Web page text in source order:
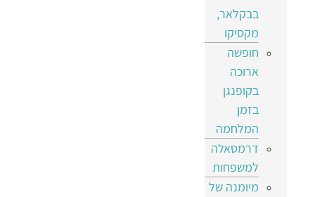
בבקלאר,
מקסיקו
חופשה
ארוכה
בקופנגן
בזמן
המלחמה
דרמסאלה
למשפחות
מיומנה של